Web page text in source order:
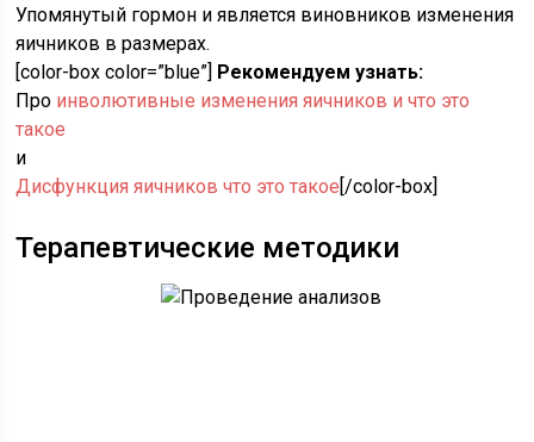
Упомянутый гормон и является виновников изменения
яичников в размерах.
[color-box color=”blue”] Рекомендуем узнать:
Про инволютивные изменения яичников и что это
такое
и
Дисфункция яичников что это такое [/color-box]
Терапевтические методики